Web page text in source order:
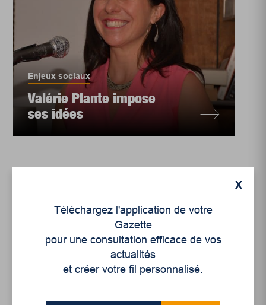
Enjeux sociaux
Valérie Plante impose
ses idées
X
Téléchargez l'application de votre
Gazette
pour une consultation efficace de vos
actualités
et créer votre fil personnalisé.